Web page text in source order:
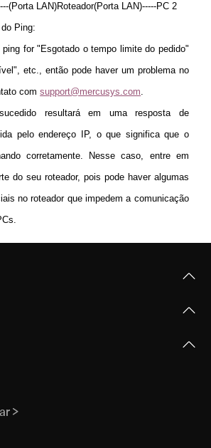
LAN)Roteador(Porta LAN)-----PC 2
Ping:
for "Esgotado o tempo limite do pedido"
etc., então pode haver um problema no
comsupport@mercusys.com.
resultará em uma resposta de
pelo endereço IP, o que significa que o
corretamente. Nesse caso, entre em
do seu roteador, pois pode haver algumas
no roteador que impedem a comunicação